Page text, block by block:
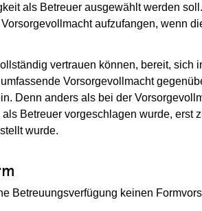
als Betreuer ausgewählt werden
aufzufangen, wenn
vertrauen können, bereit, sich
Vorsorgevollmacht
Denn anders als bei der
Betreuer vorgeschlagen wurde, erst
wurde.
Betreuungsverfügung keinen